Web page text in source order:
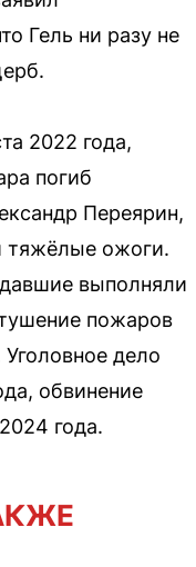
Гель ни разу не
2022 года,
погиб
Переярин,
тяжёлые ожоги.
выполняли
пожаров
дело
обвинение
года.